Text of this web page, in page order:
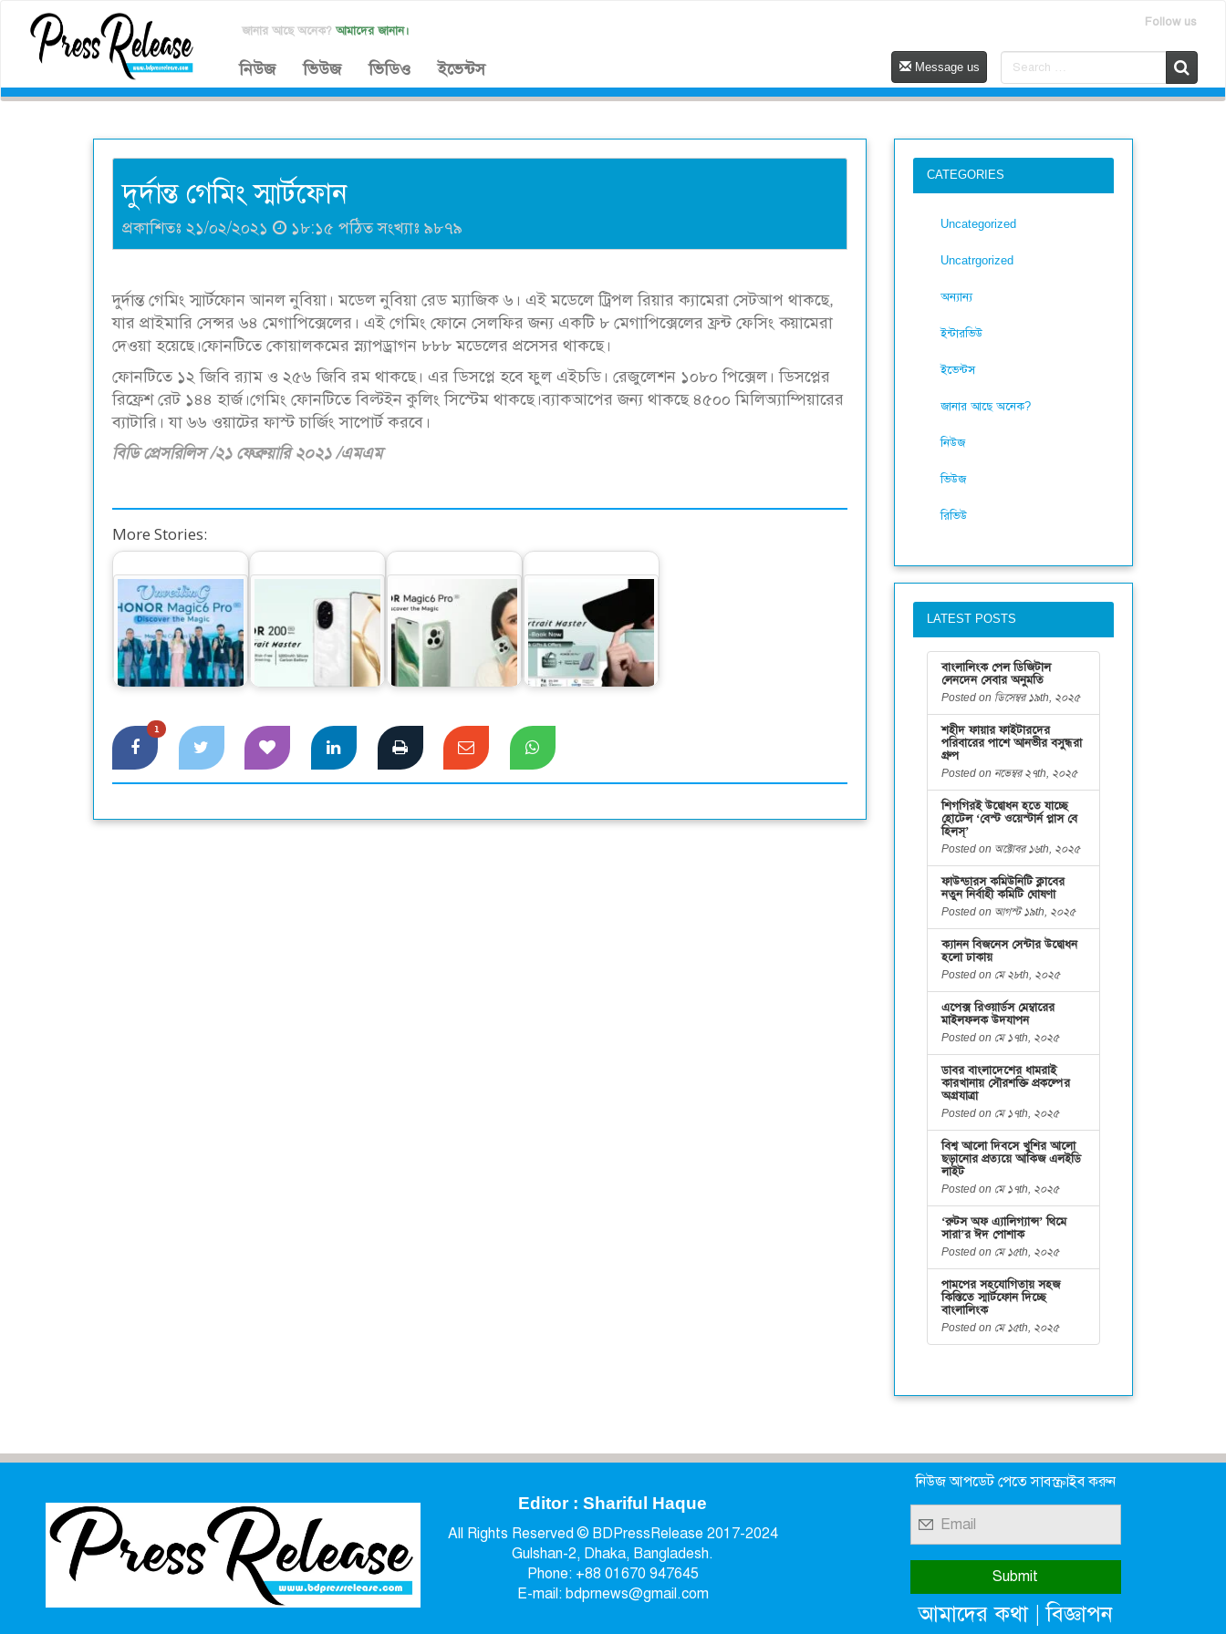
জানার আছে অনেক? আমাদের জানান।
Follow us
নিউজ ভিউজ ভিডিও ইভেন্টস Message us
দুর্দান্ত গেমিং স্মার্টফোন
প্রকাশিতঃ ২১/০২/২০২১ ১৮:১৫ পঠিত সংখ্যাঃ ৯৮৭৯
দুর্দান্ত গেমিং স্মার্টফোন আনল নুবিয়া। মডেল নুবিয়া রেড ম্যাজিক ৬। এই মডেলে ট্রিপল রিয়ার ক্যামেরা সেটআপ থাকছে,
যার প্রাইমারি সেন্সর ৬৪ মেগাপিক্সেলের। এই গেমিং ফোনে সেলফির জন্য একটি ৮ মেগাপিক্সেলের ফ্রন্ট ফেসিং ক্য়ামেরা
দেওয়া হয়েছে।ফোনটিতে কোয়ালকমের স্ন্যাপড্রাগন ৮৮৮ মডেলের প্রসেসর থাকছে।
ফোনটিতে ১২ জিবি র‌্যাম ও ২৫৬ জিবি রম থাকছে। এর ডিসপ্লে হবে ফুল এইচডি। রেজুলেশন ১০৮০ পিক্সেল। ডিসপ্লের
রিফ্রেশ রেট ১৪৪ হার্জ।গেমিং ফোনটিতে বিল্টইন কুলিং সিস্টেম থাকছে।ব্যাকআপের জন্য থাকছে ৪৫০০ মিলিঅ্যাম্পিয়ারের
ব্যাটারি। যা ৬৬ ওয়াটের ফাস্ট চার্জিং সাপোর্ট করবে।
বিডি প্রেসরিলিস /২১ ফেব্রুয়ারি ২০২১ /এমএম
More Stories:
দেশের বাজারে বিশ্বের
নাম্বার ওয়ান স্মার্টফোন
অনার…
বাজার মাতাতে অনার
নিয়ে আসছে এআই
পোট্রেইট মাস্টার…
বাংলাদেশের বাজারে
আসছে নাম্বার ওয়ান
স্মার্টফোন অনার…
অনার ২০০ এবং ২০০
প্রো প্রি-বুকিংয়ে দুর্দান্ত
অফার
1
CATEGORIES
Uncategorized
Uncatrgorized
অন্যান্য
ইন্টারভিউ
ইভেন্টস
জানার আছে অনেক?
নিউজ
ভিউজ
রিভিউ
LATEST POSTS
বাংলালিংক পেল ডিজিটাল
লেনদেন সেবার অনুমতি
Posted on ডিসেম্বর ১৯th, ২০২৫
শহীদ ফায়ার ফাইটারদের
পরিবারের পাশে আনভীর বসুন্ধরা
গ্রুপ
Posted on নভেম্বর ২৭th, ২০২৫
শিগগিরই উদ্বোধন হতে যাচ্ছে
হোটেল ‘বেস্ট ওয়েস্টার্ন প্লাস বে
হিলস্’
Posted on অক্টোবর ১৬th, ২০২৫
ফাউন্ডারস কমিউনিটি ক্লাবের
নতুন নির্বাহী কমিটি ঘোষণা
Posted on আগস্ট ১৯th, ২০২৫
ক্যানন বিজনেস সেন্টার উদ্বোধন
হলো ঢাকায়
Posted on মে ২৮th, ২০২৫
এপেক্স রিওয়ার্ডস মেম্বারের
মাইলফলক উদযাপন
Posted on মে ১৭th, ২০২৫
ডাবর বাংলাদেশের ধামরাই
কারখানায় সৌরশক্তি প্রকল্পের
অগ্রযাত্রা
Posted on মে ১৭th, ২০২৫
বিশ্ব আলো দিবসে খুশির আলো
ছড়ানোর প্রত্যয়ে আকিজ এলইডি
লাইট
Posted on মে ১৭th, ২০২৫
‘রুটস অফ এ্যালিগ্যান্স’ থিমে
সারা’র ঈদ পোশাক
Posted on মে ১৫th, ২০২৫
পামপের সহযোগিতায় সহজ
কিস্তিতে স্মার্টফোন দিচ্ছে
বাংলালিংক
Posted on মে ১৫th, ২০২৫
Editor : Shariful Haque
All Rights Reserved © BDPressRelease 2017-2024
Gulshan-2, Dhaka, Bangladesh.
Phone: +88 01670 947645
E-mail: bdprnews@gmail.com
নিউজ আপডেট পেতে সাবস্ক্রাইব করুন
আমাদের কথা|বিজ্ঞাপন